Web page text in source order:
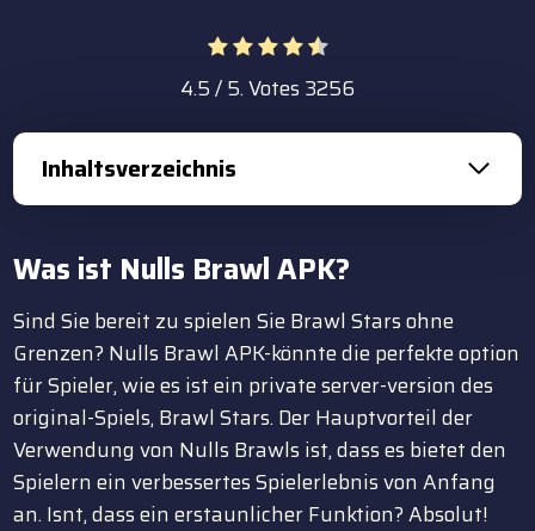
4.5/ 5. Votes 3256
Inhaltsverzeichnis
Was ist Nulls Brawl APK?
Sind Sie bereit zu spielen Sie Brawl Stars ohne
Grenzen? Nulls Brawl APK-könnte die perfekte option
für Spieler, wie es ist ein private server-version des
original-Spiels, Brawl Stars. Der Hauptvorteil der
Verwendung von Nulls Brawls ist, dass es bietet den
Spielern ein verbessertes Spielerlebnis von Anfang
an. Isnt, dass ein erstaunlicher Funktion? Absolut!